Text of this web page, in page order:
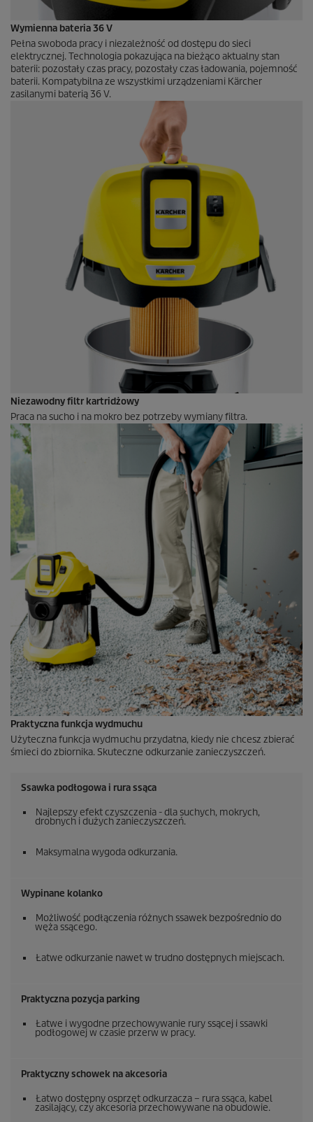
Wymienna bateria 36 V
Pełna swoboda pracy i niezależność od dostępu do sieci
elektrycznej. Technologia pokazująca na bieżąco aktualny stan
baterii: pozostały czas pracy, pozostały czas ładowania, pojemność
baterii. Kompatybilna ze wszystkimi urządzeniami Kärcher
zasilanymi baterią 36 V.
Niezawodny filtr kartridżowy
Praca na sucho i na mokro bez potrzeby wymiany filtra.
Praktyczna funkcja wydmuchu
Użyteczna funkcja wydmuchu przydatna, kiedy nie chcesz zbierać
śmieci do zbiornika. Skuteczne odkurzanie zanieczyszczeń.
Ssawka podłogowa i rura ssąca
Najlepszy efekt czyszczenia - dla suchych, mokrych,
drobnych i dużych zanieczyszczeń.
Maksymalna wygoda odkurzania.
Wypinane kolanko
Możliwość podłączenia różnych ssawek bezpośrednio do
węża ssącego.
Łatwe odkurzanie nawet w trudno dostępnych miejscach.
Praktyczna pozycja parking
Łatwe i wygodne przechowywanie rury ssącej i ssawki
podłogowej w czasie przerw w pracy.
Praktyczny schowek na akcesoria
Łatwo dostępny osprzęt odkurzacza – rura ssąca, kabel
zasilający, czy akcesoria przechowywane na obudowie.